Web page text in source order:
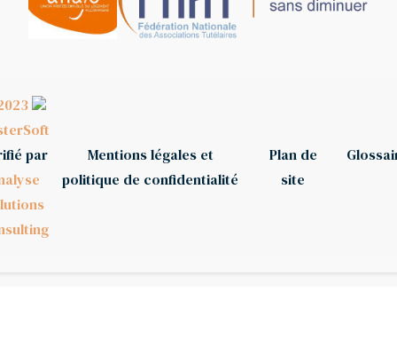
par
Mentions légales et
politique de confidentialité
Plan de
site